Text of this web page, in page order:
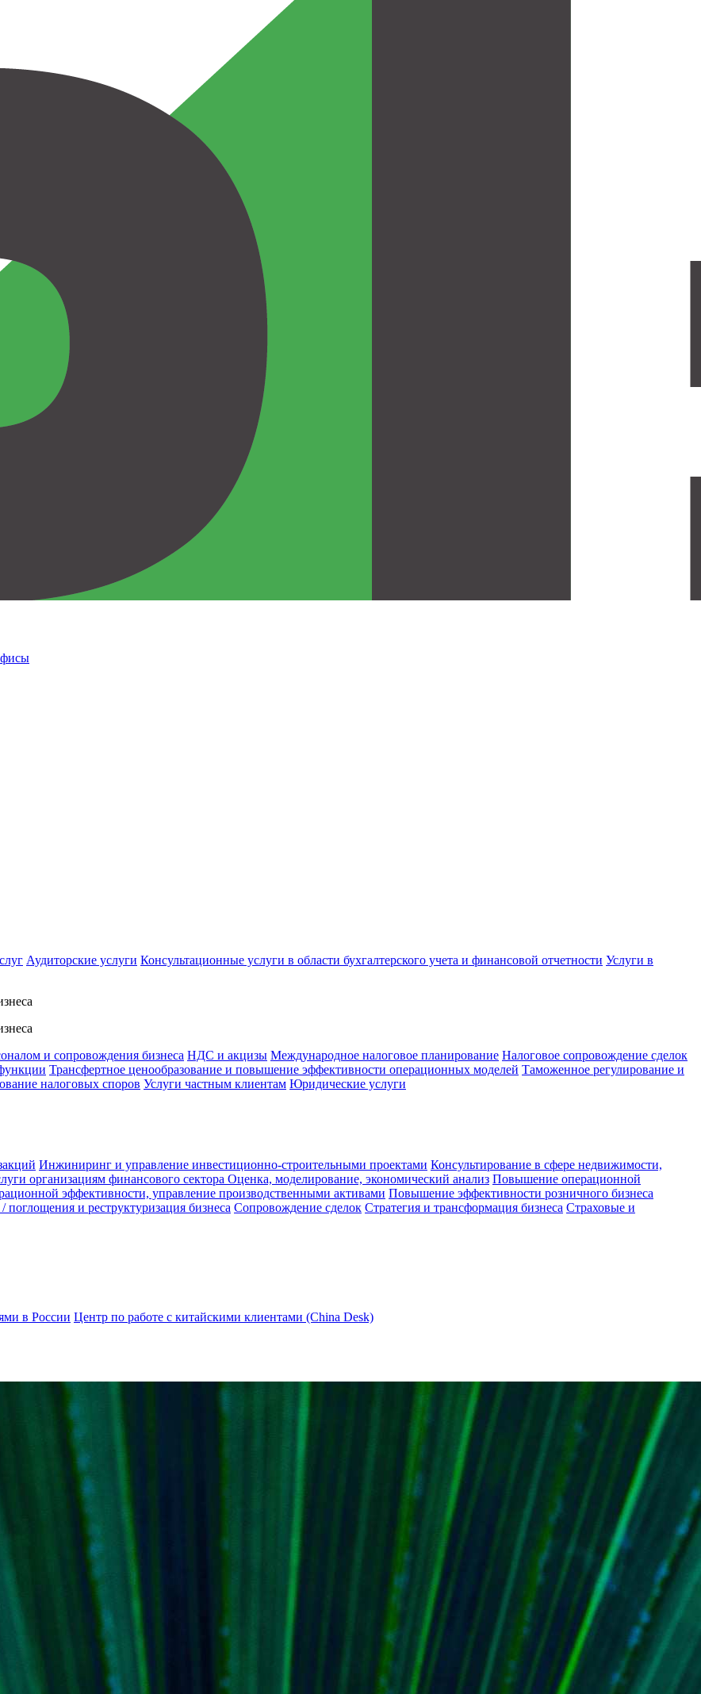
Аудиторские услуги Консультационные услуги в области бухгалтерского учета и финансовой отчетности Услуги в
и сопровождения бизнеса НДС и акцизы Международное налоговое планирование Налоговое сопровождение сделок
Трансфертное ценообразование и повышение эффективности операционных моделей Таможенное регулирование и
налоговых споров Услуги частным клиентам Юридические услуги
Инжиниринг и управление инвестиционно-строительными проектами Консультирование в сфере недвижимости,
организациям финансового сектора Оценка, моделирование, экономический анализ Повышение операционной
эффективности, управление производственными активами Повышение эффективности розничного бизнеса
поглощения и реструктуризация бизнеса Сопровождение сделок Стратегия и трансформация бизнеса Страховые и
в России Центр по работе с китайскими клиентами (China Desk)